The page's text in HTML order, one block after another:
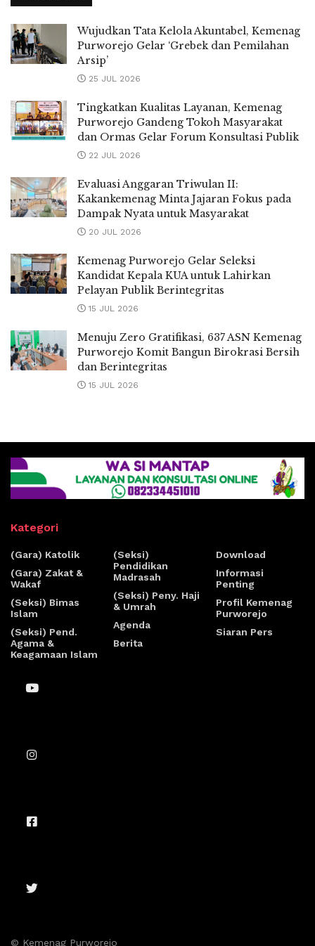
Wujudkan Tata Kelola Akuntabel, Kemenag
Purworejo Gelar ‘Grebek dan Pemilahan
Arsip’
25 JUL 2026
Tingkatkan Kualitas Layanan, Kemenag
Purworejo Gandeng Tokoh Masyarakat
dan Ormas Gelar Forum Konsultasi Publik
22 JUL 2026
Evaluasi Anggaran Triwulan II:
Kakankemenag Minta Jajaran Fokus pada
Dampak Nyata untuk Masyarakat
20 JUL 2026
Kemenag Purworejo Gelar Seleksi
Kandidat Kepala KUA untuk Lahirkan
Pelayan Publik Berintegritas
15 JUL 2026
Menuju Zero Gratifikasi, 637 ASN Kemenag
Purworejo Komit Bangun Birokrasi Bersih
dan Berintegritas
15 JUL 2026
Kategori
(Gara) Katolik
(Gara) Zakat &
Wakaf
(Seksi) Bimas
Islam
(Seksi) Pend.
Agama &
Keagamaan Islam
(Seksi)
Pendidikan
Madrasah
(Seksi) Peny. Haji
& Umrah
Agenda
Berita
Download
Informasi
Penting
Profil Kemenag
Purworejo
Siaran Pers
© Kemenag Purworejo